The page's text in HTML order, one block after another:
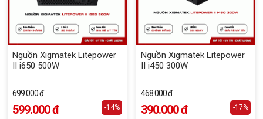
Nguồn Xigmatek Litepower
II i650 500W
699.000 đ
599.000 đ -14%
Nguồn Xigmatek Litepower
II i450 300W
468.000 đ
390.000 đ -17%